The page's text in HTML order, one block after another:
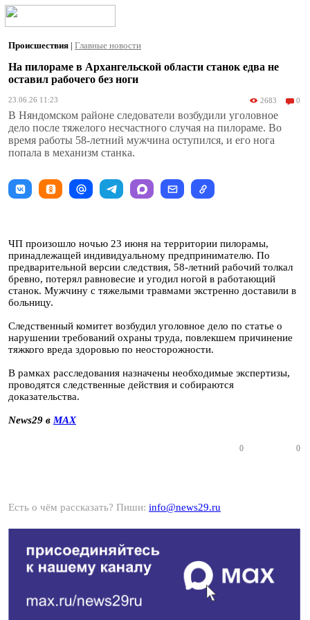
Происшествия | Главные новости
На пилораме в Архангельской области станок едва не
оставил рабочего без ноги
23.06.26 11:23 2683 0
В Няндомском районе следователи возбудили уголовное
дело после тяжелого несчастного случая на пилораме. Во
время работы 58-летний мужчина оступился, и его нога
попала в механизм станка.
ЧП произошло ночью 23 июня на территории пилорамы,
принадлежащей индивидуальному предпринимателю. По
предварительной версии следствия, 58-летний рабочий толкал
бревно, потерял равновесие и угодил ногой в работающий
станок. Мужчину с тяжелыми травмами экстренно доставили в
больницу.
Следственный комитет возбудил уголовное дело по статье о
нарушении требований охраны труда, повлекшем причинение
тяжкого вреда здоровью по неосторожности.
В рамках расследования назначены необходимые экспертизы,
проводятся следственные действия и собираются
доказательства.
News29 в MAX
0 0
Есть о чём рассказать? Пиши: info@news29.ru